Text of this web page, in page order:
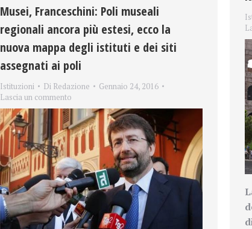
Musei, Franceschini: Poli museali
regionali ancora più estesi, ecco la
nuova mappa degli istituti e dei siti
assegnati ai poli
Istituzioni Di Redazione
Gennaio 24, 2016
Lascia un commento